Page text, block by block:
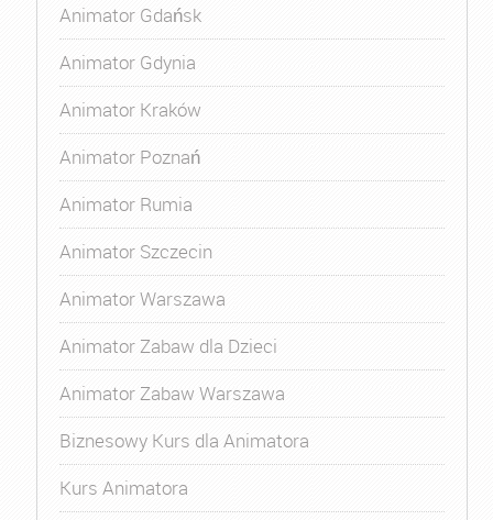
Animator Gdańsk
Animator Gdynia
Animator Kraków
Animator Poznań
Animator Rumia
Animator Szczecin
Animator Warszawa
Animator Zabaw dla Dzieci
Animator Zabaw Warszawa
Biznesowy Kurs dla Animatora
Kurs Animatora